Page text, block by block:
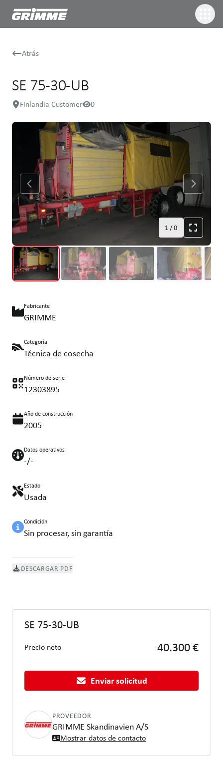
Atrás
SE 75-30-UB
Finlandia Customer 0
1/0
Fabricante
GRIMME
Categoría
Técnica de cosecha
Número de serie
12303895
Año de construcción
2005
Datos operativos
-/-
Estado
Usada
Condición
Sin procesar, sin garantía
DESCARGAR PDF
SE 75-30-UB
Precio neto 40.300 €
Enviar solicitud
PROVEEDOR
GRIMME Skandinavien A/S
Mostrar datos de contacto